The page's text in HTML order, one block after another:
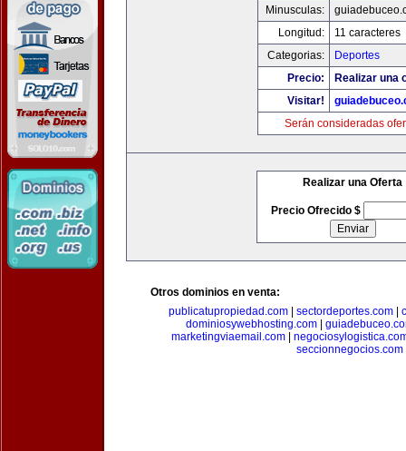
Minusculas:
Longitud:
11 caracteres
Categorias:
Deportes
Precio:
Realizar una
Visitar!
Serán consideradas
Realizar una Oferta
Precio Ofrecido $
Otros dominios en venta:
publicatupropiedad.com
sectordeportes.com
dominiosywebhosting.com|
marketingviaemail.com|
seccionnegocios.com